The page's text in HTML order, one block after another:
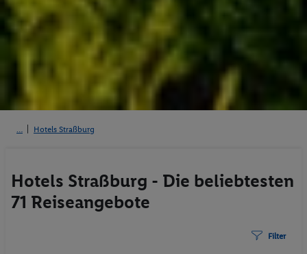
Hotels Straßburg
Hotels Straßburg - Die beliebtesten
71 Reiseangebote
Filter